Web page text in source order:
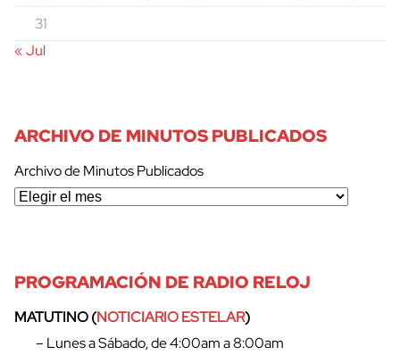
31
« Jul
ARCHIVO DE MINUTOS PUBLICADOS
Archivo de Minutos Publicados
PROGRAMACIÓN DE RADIO RELOJ
MATUTINO (NOTICIARIO ESTELAR)
– Lunes a Sábado, de 4:00am a 8:00am